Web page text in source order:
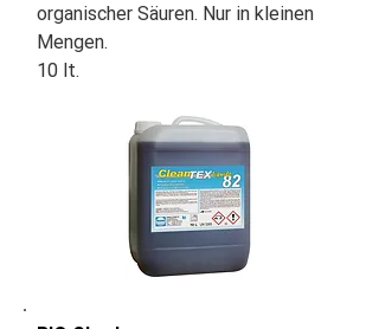
organischer Säuren. Nur in kleinen
Mengen.
10 lt.